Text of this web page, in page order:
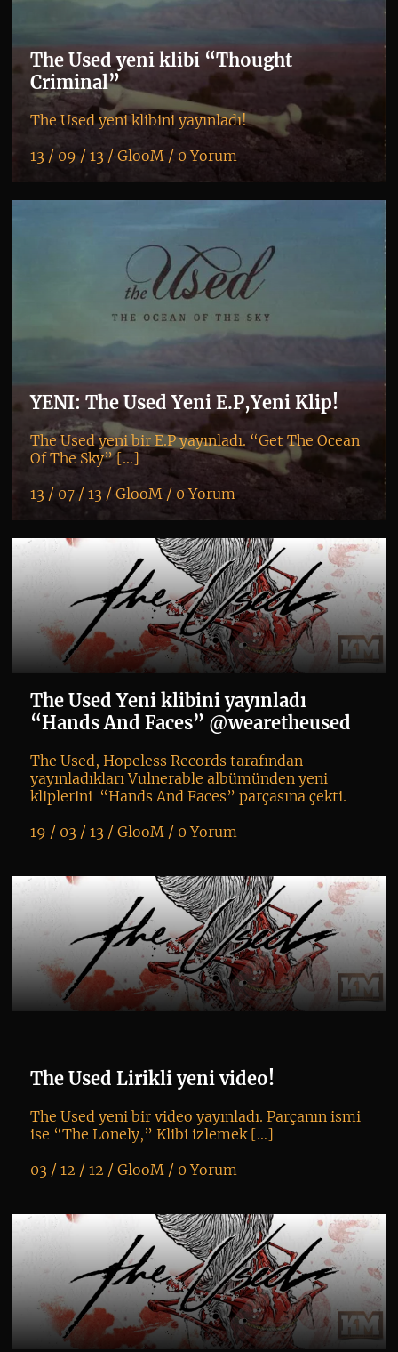
The Used yeni klibi “Thought
Criminal”
The Used yeni klibini yayınladı!
13 / 09 / 13 /GlooM/ 0 Yorum
K+
YENI: The Used Yeni E.P,Yeni Klip!
The Used yeni bir E.P yayınladı. “Get The Ocean
Of The Sky” […]
13 / 07 / 13 /GlooM/ 0 Yorum
K+
The Used Yeni klibini yayınladı
“Hands And Faces” @wearetheused
The Used, Hopeless Records tarafından
yayınladıkları Vulnerable albümünden yeni
kliplerini “Hands And Faces” parçasına çekti.
19 / 03 / 13 / GlooM/ 0 Yorum
The Used Lirikli yeni video!
The Used yeni bir video yayınladı. Parçanın ismi
ise “The Lonely,” Klibi izlemek […]
03 / 12 / 12 / GlooM/ 0 Yorum